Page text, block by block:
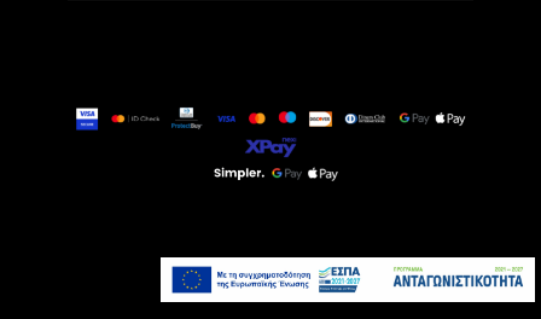
Προσθήκη στο καλάθι